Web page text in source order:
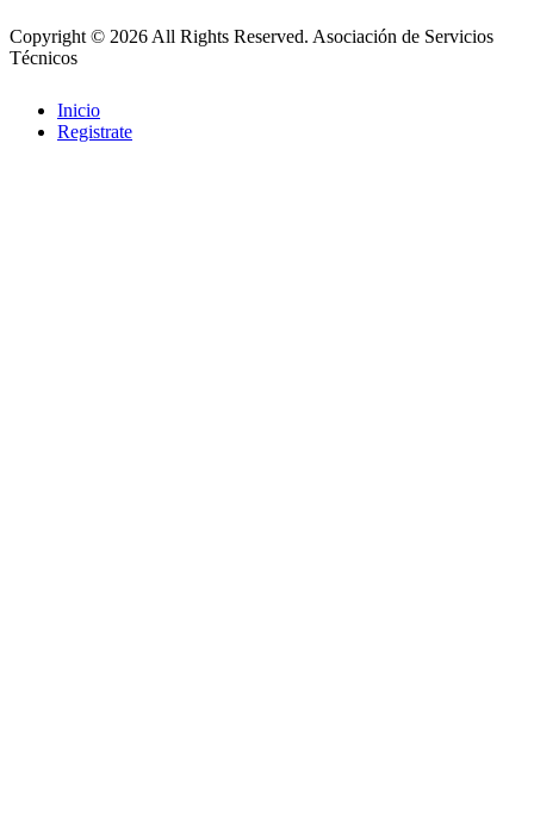
Copyright © 2026 All Rights Reserved. Asociación de Servicios
Técnicos
Inicio
Registrate